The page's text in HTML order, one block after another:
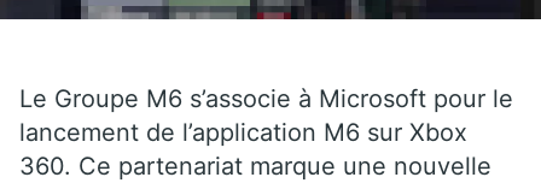
Le Groupe M6 s’associe à Microsoft pour le
lancement de l’application M6 sur Xbox
360. Ce partenariat marque une nouvelle